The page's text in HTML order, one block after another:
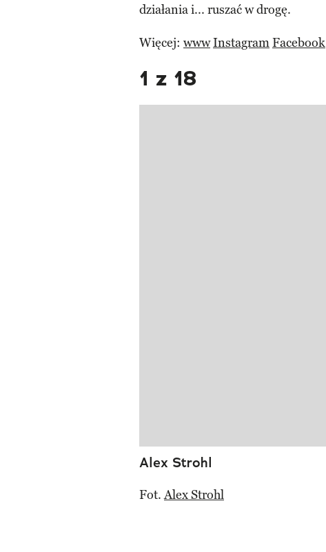
działania i... ruszać w drogę.
Więcej: wwwInstagramFacebook
1 z 18
Alex Strohl
Fot.Alex Strohl